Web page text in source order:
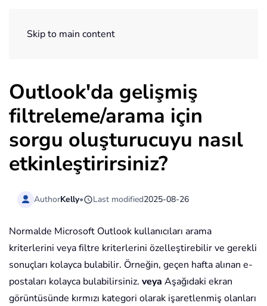
Skip to main content
Outlook'da gelişmiş
filtreleme/arama için
sorgu oluşturucuyu nasıl
etkinleştirirsiniz?
AuthorKelly• Last modified2025-08-26
Normalde Microsoft Outlook kullanıcıları arama
kriterlerini veya filtre kriterlerini özelleştirebilir ve gerekli
sonuçları kolayca bulabilir. Örneğin, geçen hafta alınan e-
postaları kolayca bulabilirsiniz. veya Aşağıdaki ekran
görüntüsünde kırmızı kategori olarak işaretlenmiş olanları